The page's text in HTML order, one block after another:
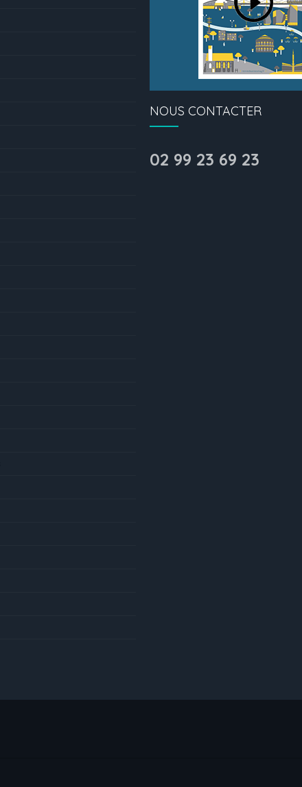
NOUS CONTACTER
02 99 23 69 23